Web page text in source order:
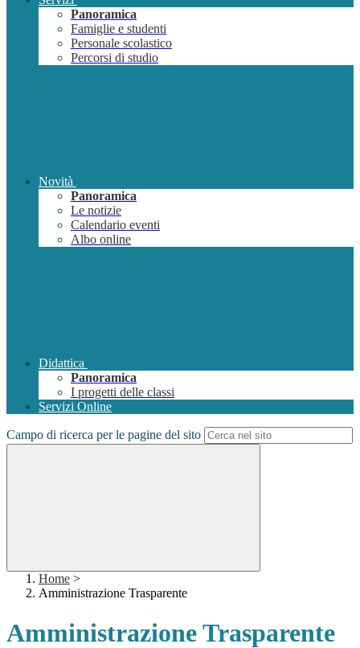
Panoramica
Famiglie e studenti
Personale scolastico
Percorsi di studio
Novità
Panoramica
Le notizie
Calendario eventi
Albo online
Didattica
Panoramica
I progetti delle classi
Servizi Online
Campo di ricerca per le pagine del sito
Home >
Amministrazione Trasparente
Amministrazione Trasparente